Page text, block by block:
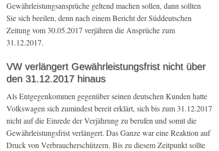
Gewährleistungsansprüche geltend machen sollen, dann sollten
Sie sich beeilen, denn nach einem Bericht der Süddeutschen
Zeitung vom 30.05.2017 verjähren die Ansprüche zum
31.12.2017.
VW verlängert Gewährleistungsfrist nicht über
den 31.12.2017 hinaus
Als Entgegenkommen gegenüber seinen deutschen Kunden hatte
Volkswagen sich zumindest bereit erklärt, sich bis zum 31.12.2017
nicht auf die Einrede der Verjährung zu berufen und somit die
Gewährleistungsfrist verlängert. Das Ganze war eine Reaktion auf
Druck von Verbraucherschützern. Bis zu diesem Zeitpunkt sollte